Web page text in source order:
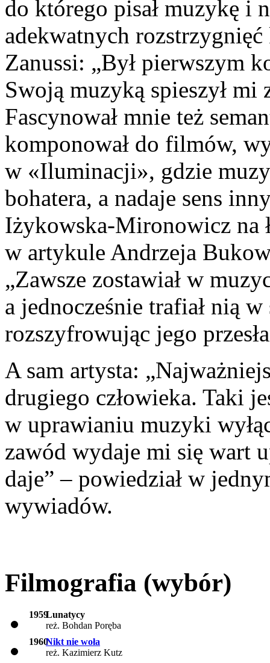
do którego pisał muzykę i
adekwatnych
Zanussi: „Był pierwszym
Swoją muzyką spieszył mi
Fascynował mnie też
komponował do filmów,
w «Iluminacji», gdzie
bohatera, a nadaje sens
Iżykowska-Mironowicz na
w artykule Andrzeja
„Zawsze zostawiał w
a jednocześnie trafiał nią
rozszyfrowując jego
A sam artysta:
drugiego człowieka. Taki
w uprawianiu muzyki
zawód wydaje mi się wart
daje” – powiedział w
wywiadów.
Filmografia (wybór)
1959Lunatycy
reż. Bohdan Poręba
1960Nikt nie woła
reż. Kazimierz Kutz